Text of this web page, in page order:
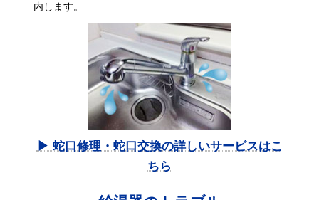
内します。
▶ 蛇口修理・蛇口交換の詳しいサービスはこ
ちら